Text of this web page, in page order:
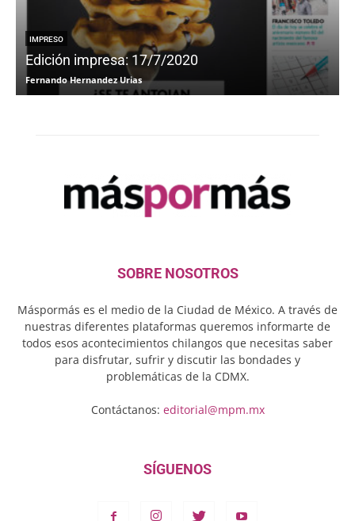
IMPRESO
Edición impresa: 17/7/2020
Fernando Hernandez Urias
SOBRE NOSOTROS
Máspormás es el medio de la Ciudad de México. A través de
nuestras diferentes plataformas queremos informarte de
todos esos acontecimientos chilangos que necesitas saber
para disfrutar, sufrir y discutir las bondades y
problemáticas de la CDMX.
Contáctanos: editorial@mpm.mx
SÍGUENOS